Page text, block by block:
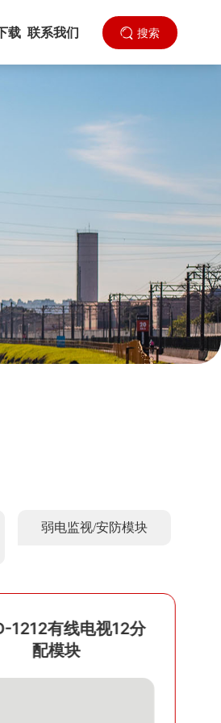
载 联系我们 搜索
弱电监视/安防模块
1212有线电视12分
配模块